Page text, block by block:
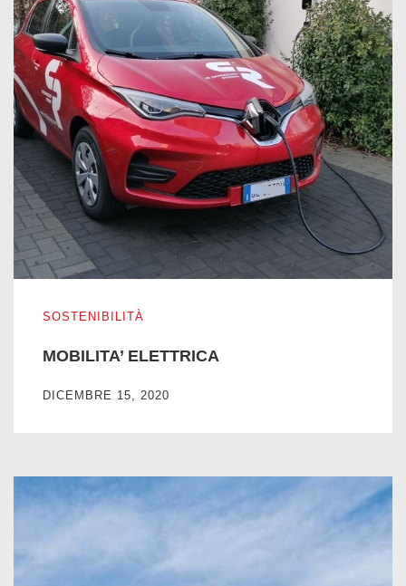
SOSTENIBILITÀ
MOBILITA’ ELETTRICA
DICEMBRE 15, 2020